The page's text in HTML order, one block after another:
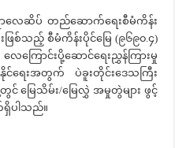
ေဆိပ် တည်ဆောက်ရေးစီမံကိန်း
စ်သည့် စီမံကိန်းပိုင်မြေ (၉၆၉၀.၄)
ကြောင်းပို့ဆောင်ရေးညွှန်ကြားမှု
င်ရေးအတွက် ပဲခူးတိုင်းဒေသကြီး
မြေသိမ်း/‌မြေလွှဲ အမှုတွဲများ ဖွင့်
ပါသည်။